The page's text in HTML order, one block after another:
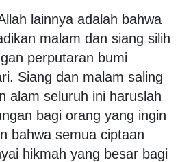
lainnya adalah bahwa
malam dan siang silih
perputaran bumi
Siang dan malam saling
alam seluruh ini haruslah
bagi orang yang ingin
bahwa semua ciptaan
hikmah yang besar bagi